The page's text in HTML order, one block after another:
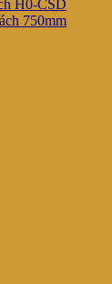
H0-ČSD
750mm